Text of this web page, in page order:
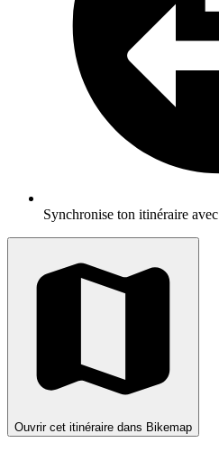
Synchronise ton itinéraire avec
Ouvrir cet itinéraire dans Bikemap